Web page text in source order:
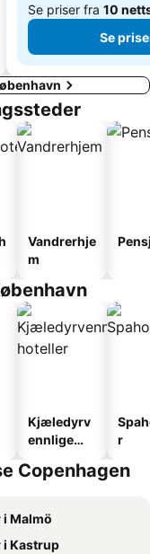
Se priser fra 10
Se
Vandrerhje
m
Kjæledyrv
ennlige
r
Copenhagen
Malmö
i Kastrup